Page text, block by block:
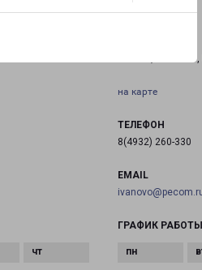
Россия,
на карте
ТЕЛЕФОН
8(4932) 260-330
EMAIL
ГРАФИК РАБОТЫ